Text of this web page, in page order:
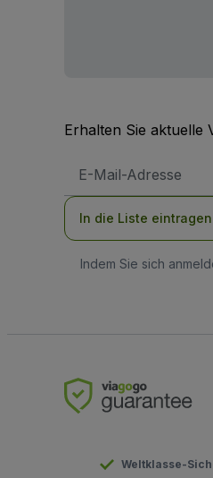
Erhalten Sie aktuelle
Mail-
In die Liste eintragen
Indem Sie sich
Weltklasse-